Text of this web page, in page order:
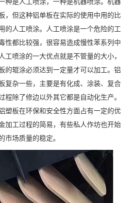
，但这种铝单板在实际的使用中用的比
的人工喷涂。人工喷涂是一个危险的工
性都比较强，很容易造成慢性苯系列中
工喷涂的一大优点就是不管量的大小，
的辊涂必须达到一定量才可以加工。铝
复杂一些，主要是有化成、涂装、复合
程除了修边以外其它都是自动化生产。
塑板在环保和安全性方面占有一定的优
加工过程的简易，有些私人作坊也开始
市场质量的稳定。